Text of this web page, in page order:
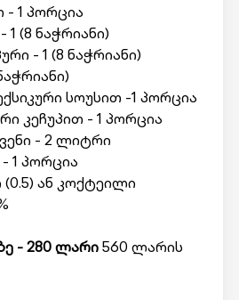
- 1 პორცია
1 (8 ნაჭრიანი)
- 1 (8 ნაჭრიანი)
სოუსით -1 პორცია
კეჩუპით - 1 პორცია
- 2 ლიტრი
1 პორცია
ან კოქტეილი
- 280 ლარი560 ლარის